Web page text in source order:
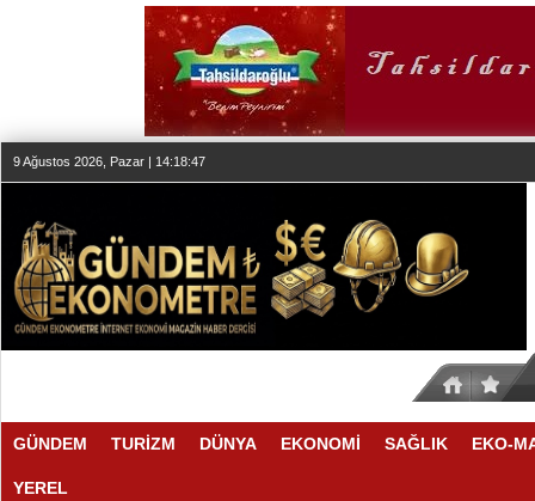
9 Ağustos 2026, Pazar | 14:18:48
GÜNDEM TURİZM DÜNYA EKONOMİ SAĞLIK EKO-
YEREL